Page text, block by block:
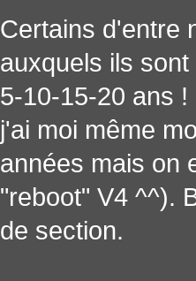
Certains d'entre
auxquels ils
5-10-15-20 ans
j'ai moi même
années mais on
"reboot" V4 ^^).
de section.